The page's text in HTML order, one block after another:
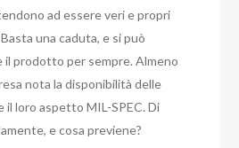
ad essere veri e propri
una caduta, e si può
il prodotto per sempre. Almeno
nota la disponibilità delle
il loro aspetto MIL-SPEC. Di
e cosa previene?